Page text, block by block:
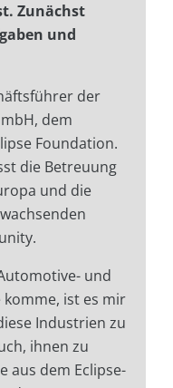
Zunächst
und
der
dem
Foundation.
die Betreuung
und die
und
komme, ist es mir
Industrien zu
ihnen zu
aus dem Eclipse-